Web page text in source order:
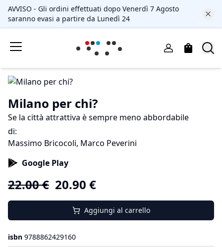
AVVISO - Gli ordini effettuati dopo Venerdì 7 Agosto
saranno evasi a partire da Lunedì 24
Milano per chi?
Se la città attrattiva è sempre meno abbordabile
di:
Massimo Bricocoli, Marco Peverini
Google Play
22.00€ 20.90 €
Aggiungi al carrello
isbn 9788862429160